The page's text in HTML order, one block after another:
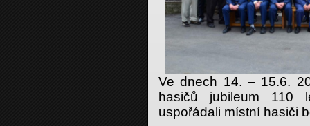
Ve dnech 14. – 15.6.
hasičů jubileum 110
uspořádali místní hasiči